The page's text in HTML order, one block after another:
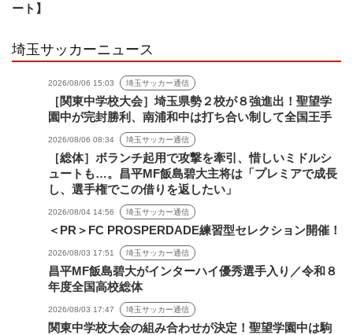
ート】
埼玉サッカーニュース
2026/08/06 15:03 埼玉サッカー通信
［関東中学校大会］埼玉県勢２校が８強進出！聖望学
園中が完封勝利、南浦和中は打ち合い制して全国王手
2026/08/06 08:34 埼玉サッカー通信
［総体］ボランチ起用で攻撃を牽引、惜しいミドルシ
ュートも…。昌平MF飯島碧大主将は「プレミアで成長
し、選手権でこの借りを返したい」
2026/08/04 14:56 埼玉サッカー通信
＜PR＞FC PROSPERDADE練習型セレクション開催！
2026/08/03 17:51 埼玉サッカー通信
昌平MF飯島碧大がインターハイ優秀選手入り／令和８
年度全国高校総体
2026/08/03 17:47 埼玉サッカー通信
関東中学校大会の組み合わせが決定！聖望学園中は駒